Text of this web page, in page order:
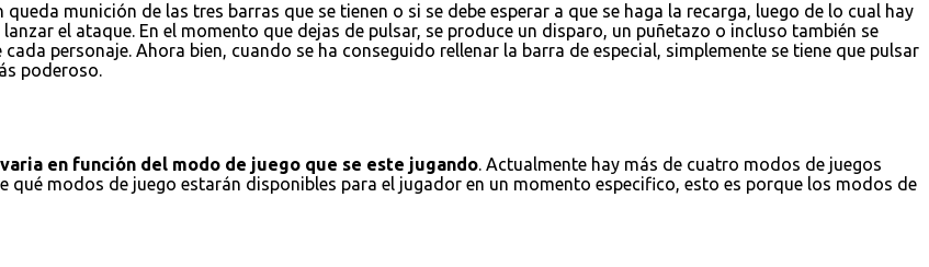
munición de las tres barras que se tienen o si se debe esperar a que se haga la recarga, luego de lo cual hay
el ataque. En el momento que dejas de pulsar, se produce un disparo, un puñetazo o incluso también se
personaje. Ahora bien, cuando se ha conseguido rellenar la barra de especial, simplemente se tiene que pulsar
poderoso.
en función del modo de juego que se este jugando. Actualmente hay más de cuatro modos de juegos
modos de juego estarán disponibles para el jugador en un momento especifico, esto es porque los modos de